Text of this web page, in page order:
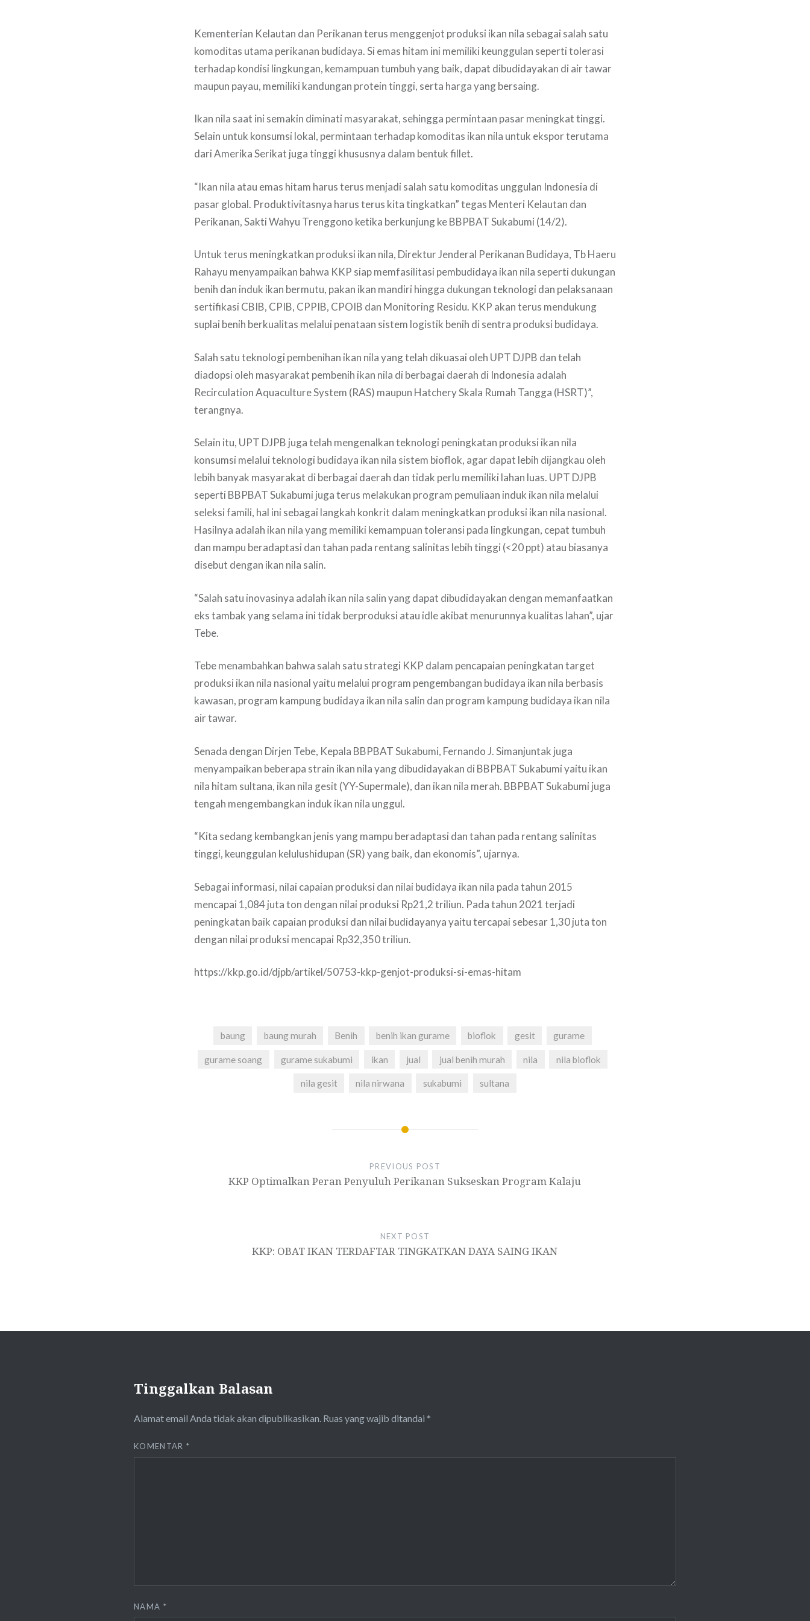
Kementerian Kelautan dan Perikanan terus menggenjot produksi ikan nila sebagai salah satu
komoditas utama perikanan budidaya. Si emas hitam ini memiliki keunggulan seperti tolerasi
terhadap kondisi lingkungan, kemampuan tumbuh yang baik, dapat dibudidayakan di air tawar
maupun payau, memiliki kandungan protein tinggi, serta harga yang bersaing.
Ikan nila saat ini semakin diminati masyarakat, sehingga permintaan pasar meningkat tinggi.
Selain untuk konsumsi lokal, permintaan terhadap komoditas ikan nila untuk ekspor terutama
dari Amerika Serikat juga tinggi khususnya dalam bentuk fillet.
“Ikan nila atau emas hitam harus terus menjadi salah satu komoditas unggulan Indonesia di
pasar global. Produktivitasnya harus terus kita tingkatkan” tegas Menteri Kelautan dan
Perikanan, Sakti Wahyu Trenggono ketika berkunjung ke BBPBAT Sukabumi (14/2).
Untuk terus meningkatkan produksi ikan nila, Direktur Jenderal Perikanan Budidaya, Tb Haeru
Rahayu menyampaikan bahwa KKP siap memfasilitasi pembudidaya ikan nila seperti dukungan
benih dan induk ikan bermutu, pakan ikan mandiri hingga dukungan teknologi dan pelaksanaan
sertifikasi CBIB, CPIB, CPPIB, CPOIB dan Monitoring Residu. KKP akan terus mendukung
suplai benih berkualitas melalui penataan sistem logistik benih di sentra produksi budidaya.
Salah satu teknologi pembenihan ikan nila yang telah dikuasai oleh UPT DJPB dan telah
diadopsi oleh masyarakat pembenih ikan nila di berbagai daerah di Indonesia adalah
Recirculation Aquaculture System (RAS) maupun Hatchery Skala Rumah Tangga (HSRT)”,
terangnya.
Selain itu, UPT DJPB juga telah mengenalkan teknologi peningkatan produksi ikan nila
konsumsi melalui teknologi budidaya ikan nila sistem bioflok, agar dapat lebih dijangkau oleh
lebih banyak masyarakat di berbagai daerah dan tidak perlu memiliki lahan luas. UPT DJPB
seperti BBPBAT Sukabumi juga terus melakukan program pemuliaan induk ikan nila melalui
seleksi famili, hal ini sebagai langkah konkrit dalam meningkatkan produksi ikan nila nasional.
Hasilnya adalah ikan nila yang memiliki kemampuan toleransi pada lingkungan, cepat tumbuh
dan mampu beradaptasi dan tahan pada rentang salinitas lebih tinggi (<20 ppt) atau biasanya
disebut dengan ikan nila salin.
“Salah satu inovasinya adalah ikan nila salin yang dapat dibudidayakan dengan memanfaatkan
eks tambak yang selama ini tidak berproduksi atau idle akibat menurunnya kualitas lahan”, ujar
Tebe.
Tebe menambahkan bahwa salah satu strategi KKP dalam pencapaian peningkatan target
produksi ikan nila nasional yaitu melalui program pengembangan budidaya ikan nila berbasis
kawasan, program kampung budidaya ikan nila salin dan program kampung budidaya ikan nila
air tawar.
Senada dengan Dirjen Tebe, Kepala BBPBAT Sukabumi, Fernando J. Simanjuntak juga
menyampaikan beberapa strain ikan nila yang dibudidayakan di BBPBAT Sukabumi yaitu ikan
nila hitam sultana, ikan nila gesit (YY-Supermale), dan ikan nila merah. BBPBAT Sukabumi juga
tengah mengembangkan induk ikan nila unggul.
“Kita sedang kembangkan jenis yang mampu beradaptasi dan tahan pada rentang salinitas
tinggi, keunggulan kelulushidupan (SR) yang baik, dan ekonomis”, ujarnya.
Sebagai informasi, nilai capaian produksi dan nilai budidaya ikan nila pada tahun 2015
mencapai 1,084 juta ton dengan nilai produksi Rp21,2 triliun. Pada tahun 2021 terjadi
peningkatan baik capaian produksi dan nilai budidayanya yaitu tercapai sebesar 1,30 juta ton
dengan nilai produksi mencapai Rp32,350 triliun.
https://kkp.go.id/djpb/artikel/50753-kkp-genjot-produksi-si-emas-hitam
baung baung murah Benih benih ikan gurame bioflok gesit gurame
gurame soang gurame sukabumi ikan jual jual benih murah nila nila bioflok
nila gesit nila nirwana sukabumi sultana
PREVIOUS POST
KKP Optimalkan Peran Penyuluh Perikanan Sukseskan Program Kalaju
NEXT POST
KKP: OBAT IKAN TERDAFTAR TINGKATKAN DAYA SAING IKAN
Tinggalkan Balasan
Alamat email Anda tidak akan dipublikasikan. Ruas yang wajib ditandai *
KOMENTAR *
NAMA *